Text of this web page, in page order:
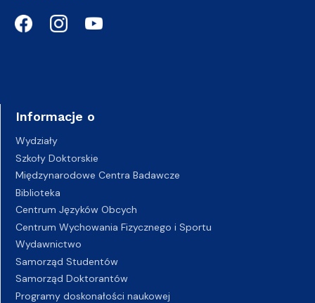
Informacje o
Wydziały
Szkoły Doktorskie
Międzynarodowe Centra Badawcze
Biblioteka
Centrum Języków Obcych
Centrum Wychowania Fizycznego i Sportu
Wydawnictwo
Samorząd Studentów
Samorząd Doktorantów
Programy doskonałości naukowej